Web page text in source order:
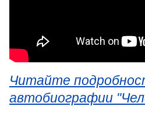
Читайте
автобиографии